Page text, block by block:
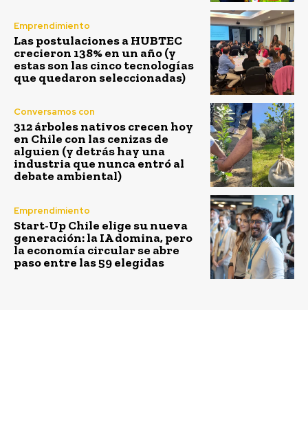
Emprendimiento
Las postulaciones a HUBTEC
crecieron 138% en un año (y
estas son las cinco tecnologías
que quedaron seleccionadas)
Conversamos con
312 árboles nativos crecen hoy
en Chile con las cenizas de
alguien (y detrás hay una
industria que nunca entró al
debate ambiental)
Emprendimiento
Start-Up Chile elige su nueva
generación: la IA domina, pero
la economía circular se abre
paso entre las 59 elegidas